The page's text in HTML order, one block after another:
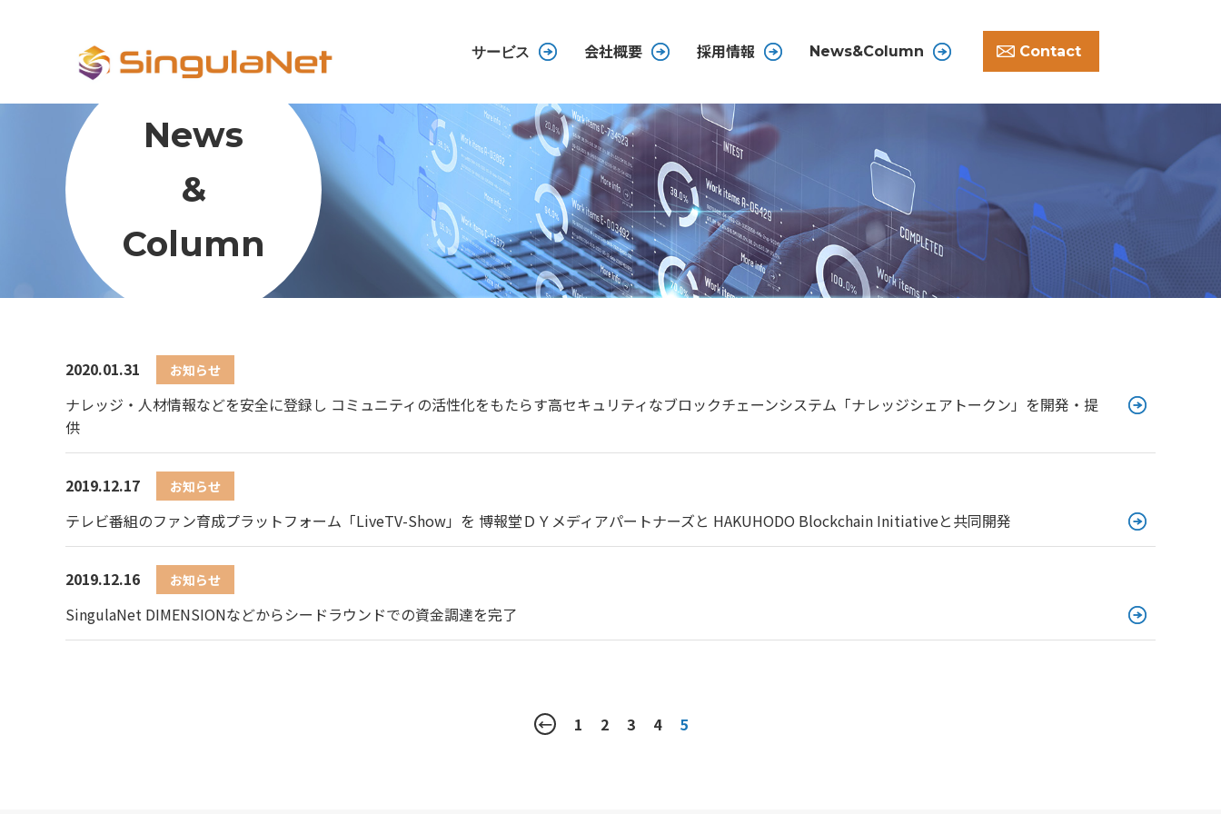
サービス 会社概要 採用情報 News&Column Contact
News
&
Column
2020.01.31 お知らせ
ナレッジ・人材情報などを安全に登録し コミュニティの活性化をもたらす高セキュリティなブロックチェーンシステム「ナレッジシェアトークン」を開発・提
供
2019.12.17 お知らせ
テレビ番組のファン育成プラットフォーム「LiveTV-Show」を 博報堂ＤＹメディアパートナーズと HAKUHODO Blockchain Initiativeと共同開発
2019.12.16 お知らせ
SingulaNet DIMENSIONなどからシードラウンドでの資金調達を完了
← 1 2 3 4 5